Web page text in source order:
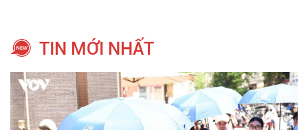
TIN MỚI NHẤT